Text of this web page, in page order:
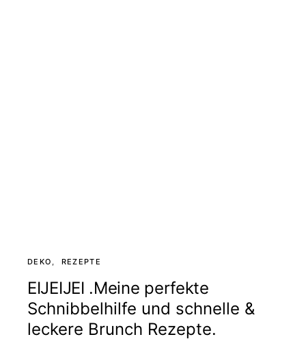
DEKO REZEPTE
EIJEIJEI .Meine perfekte
Schnibbelhilfe und schnelle &
leckere Brunch Rezepte.